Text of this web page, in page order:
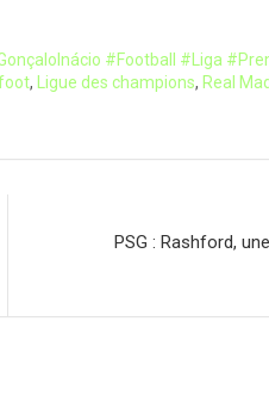
#Football #Liga
, Ligue des champions, Real
PSG : Rashford,